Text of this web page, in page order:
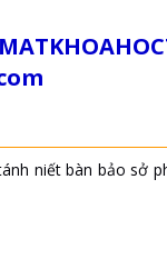
niết bàn bảo sở